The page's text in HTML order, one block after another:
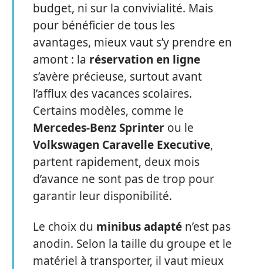
budget, ni sur la convivialité. Mais
pour bénéficier de tous les
avantages, mieux vaut s’y prendre en
amont : la réservation en ligne
s’avère précieuse, surtout avant
l’afflux des vacances scolaires.
Certains modèles, comme le
Mercedes-Benz Sprinter ou le
Volkswagen Caravelle Executive,
partent rapidement, deux mois
d’avance ne sont pas de trop pour
garantir leur disponibilité.
Le choix du minibus adapté n’est pas
anodin. Selon la taille du groupe et le
matériel à transporter, il vaut mieux